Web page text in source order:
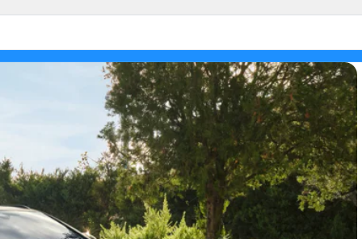
Huren
Schadeherstel
Schadeherstel
Ruitservice